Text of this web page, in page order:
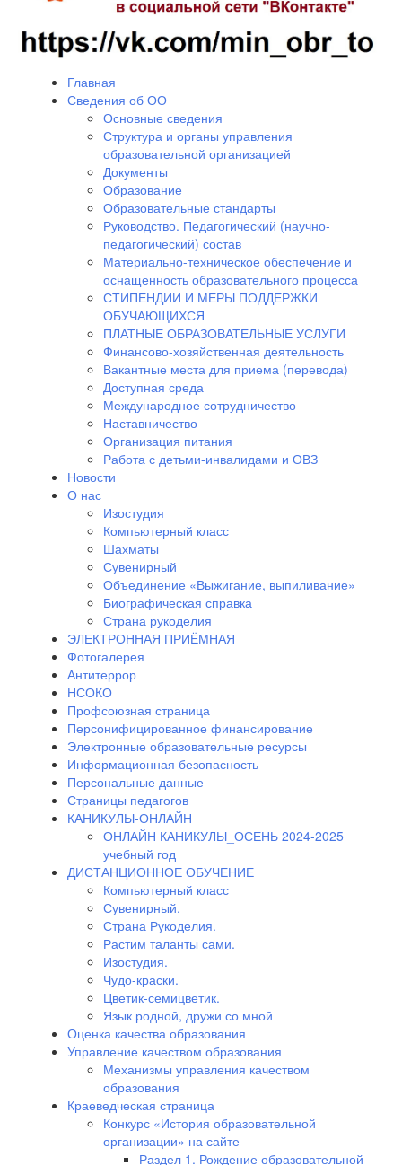
Главная
Сведения об ОО
Основные сведения
Структура и органы управления
образовательной организацией
Документы
Образование
Образовательные стандарты
Руководство. Педагогический (научно-
педагогический) состав
Материально-техническое обеспечение и
оснащенность образовательного процесса
СТИПЕНДИИ И МЕРЫ ПОДДЕРЖКИ
ОБУЧАЮЩИХСЯ
ПЛАТНЫЕ ОБРАЗОВАТЕЛЬНЫЕ УСЛУГИ
Финансово-хозяйственная деятельность
Вакантные места для приема (перевода)
Доступная среда
Международное сотрудничество
Наставничество
Организация питания
Работа с детьми-инвалидами и ОВЗ
Новости
О нас
Изостудия
Компьютерный класс
Шахматы
Сувенирный
Объединение «Выжигание, выпиливание»
Биографическая справка
Страна рукоделия
ЭЛЕКТРОННАЯ ПРИЁМНАЯ
Фотогалерея
Антитеррор
НСОКО
Профсоюзная страница
Персонифицированное финансирование
Электронные образовательные ресурсы
Информационная безопасность
Персональные данные
Страницы педагогов
КАНИКУЛЫ-ОНЛАЙН
ОНЛАЙН КАНИКУЛЫ_ОСЕНЬ 2024-2025
учебный год
ДИСТАНЦИОННОЕ ОБУЧЕНИЕ
Компьютерный класс
Сувенирный.
Страна Рукоделия.
Растим таланты сами.
Изостудия.
Чудо-краски.
Цветик-семицветик.
Язык родной, дружи со мной
Оценка качества образования
Управление качеством образования
Механизмы управления качеством
образования
Краеведческая страница
Конкурс «История образовательной
организации» на сайте
Раздел 1. Рождение образовательной